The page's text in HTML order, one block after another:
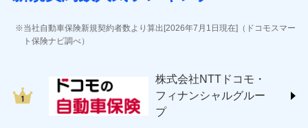
ソニー損害保険株式会社
(https://www.sonysonpo.co.jp/)
ＳＯＭＰＯダイレクト損害保険株式会社
(https://www.sompo-direct.co.jp/)
チューリッヒ保険会社 (https://www.zurich.co.jp/)
当社自動車保険新規契約者数より算出[2026年7月1日現在]（ドコモスマー
ト保険ナビ調べ）
株式会社NTTドコモ・
フィナンシャルグルー
プ